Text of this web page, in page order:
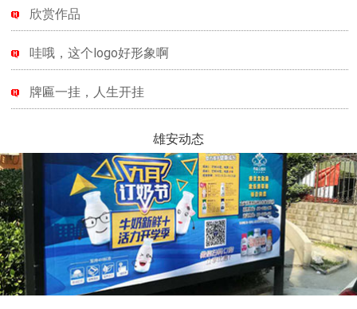
欣赏作品
哇哦，这个logo好形象啊
牌匾一挂，人生开挂
雄安动态